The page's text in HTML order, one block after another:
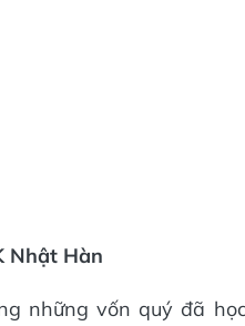
Nhật Hàn
những vốn quý đã